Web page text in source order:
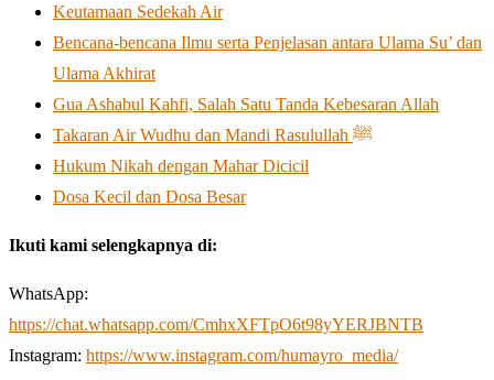
Keutamaan Sedekah Air
Bencana-bencana Ilmu serta Penjelasan antara Ulama Su’ dan
Ulama Akhirat
Gua Ashabul Kahfi, Salah Satu Tanda Kebesaran Allah
Takaran Air Wudhu dan Mandi Rasulullah ﷺ
Hukum Nikah dengan Mahar Dicicil
Dosa Kecil dan Dosa Besar
Ikuti kami selengkapnya di:
WhatsApp:
https://chat.whatsapp.com/CmhxXFTpO6t98yYERJBNTB
Instagram: https://www.instagram.com/humayro_media/